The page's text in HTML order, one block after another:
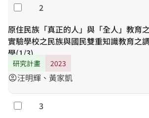
勾選
2
原住民族「真正的人」與「全人」教育
實驗學校之民族與國民雙重知識教育之
學(1/3)
研究計畫 2023
account_circle汪明輝、黃家凱
勾選
3